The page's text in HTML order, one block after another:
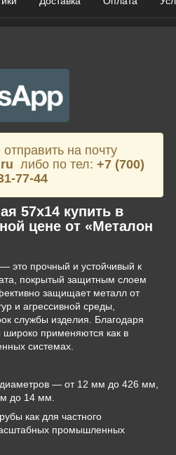
на почту
либо по тел: +7 (700)
77-44
57х14 купить в
цене от «Металон
это прочный и устойчивый к
покрытый защитным слоем
защищает металл от
и агрессивной среды,
службы изделия. Благодаря
применяются как в
системах.
— от 12 мм до 426 мм,
до 14 мм.
как для частного
промышленных